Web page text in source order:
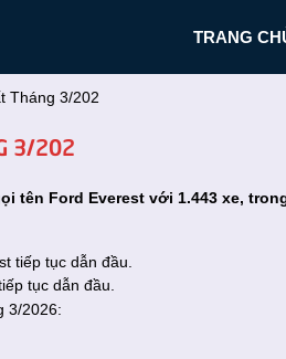
TRANG
Tháng 3/202
3/202
tên Ford Everest với 1.443 xe,
tục dẫn đầu.
3/2026: